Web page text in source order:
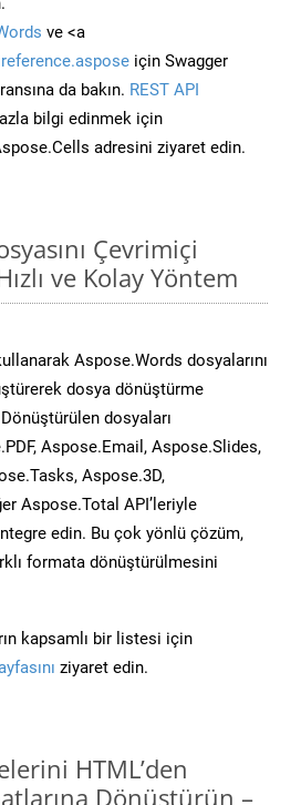
ve <a
için Swagger
da bakın. REST API
bilgi edinmek için
adresini ziyaret edin.
Çevrimiçi
ve Kolay Yöntem
Aspose.Words dosyalarını
dosya dönüştürme
dosyaları
Aspose.Email, Aspose.Slides,
Aspose.3D,
Aspose.Total API’leriyle
edin. Bu çok yönlü çözüm,
formata dönüştürülmesini
kapsamlı bir listesi için
ziyaret edin.
HTML’den
Dönüştürün –